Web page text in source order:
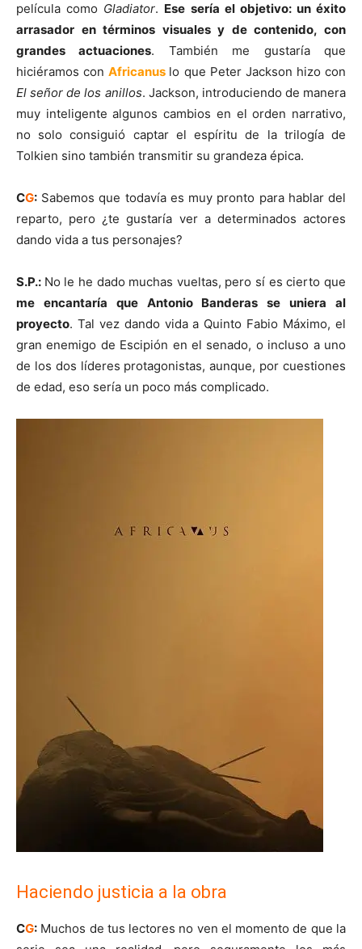
película como Gladiator. Ese sería el objetivo: un éxito
arrasador en términos visuales y de contenido, con
grandes actuaciones. También me gustaría que
hiciéramos conAfricanus lo que Peter Jackson hizo con
El señor de los anillos. Jackson, introduciendo de manera
muy inteligente algunos cambios en el orden narrativo,
no solo consiguió captar el espíritu de la trilogía de
Tolkien sino también transmitir su grandeza épica.
CG: Sabemos que todavía es muy pronto para hablar del
reparto, pero ¿te gustaría ver a determinados actores
dando vida a tus personajes?
S.P.: No le he dado muchas vueltas, pero sí es cierto que
me encantaría que Antonio Banderas se uniera al
proyecto. Tal vez dando vida a Quinto Fabio Máximo, el
gran enemigo de Escipión en el senado, o incluso a uno
de los dos líderes protagonistas, aunque, por cuestiones
de edad, eso sería un poco más complicado.
Haciendo justicia a la obra
CG: Muchos de tus lectores no ven el momento de que la